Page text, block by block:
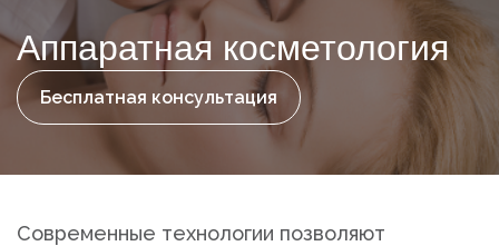
Аппаратная косметология
Бесплатная консультация
Современные технологии позволяют